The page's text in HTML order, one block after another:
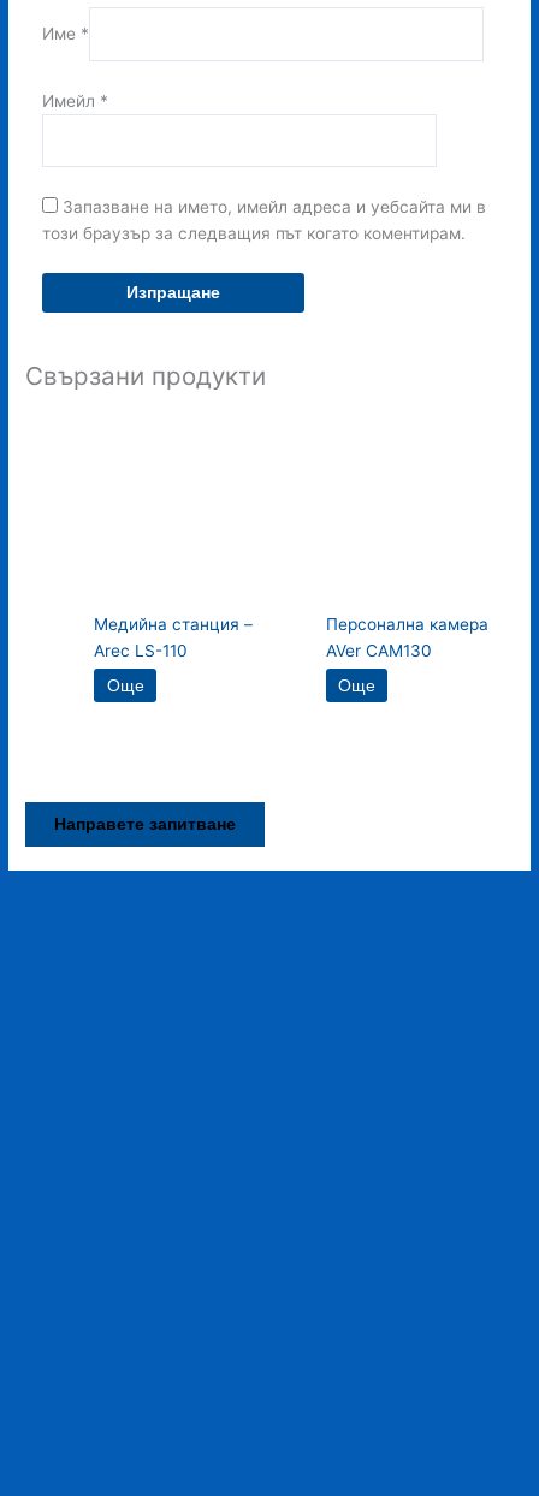
Име *
Имейл *
Запазване на името, имейл адреса и уебсайта ми в
този браузър за следващия път когато коментирам.
Свързани продукти
Медийна станция –
Arec LS-110
Още
Персонална камера
AVer CAM130
Още
Направете запитване